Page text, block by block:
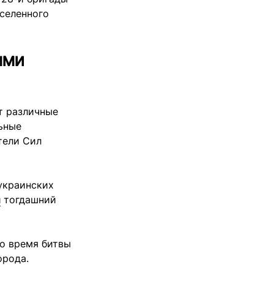
различные
Сил
тогдашний
время битвы